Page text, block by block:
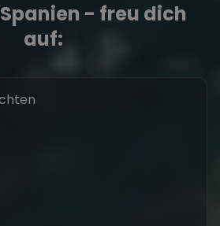
- freu dich
auf: